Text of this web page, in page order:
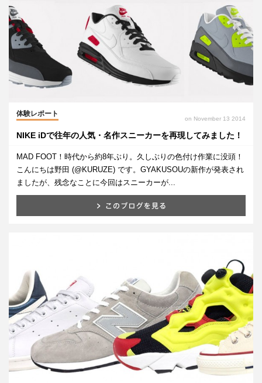
体験レポート
on November 13 2014
NIKE iDで往年の人気・名作スニーカーを再現してみました！
MAD FOOT！時代から約8年ぶり。久しぶりの色付け作業に没頭！
こんにちは野田 (@KURUZE) です。GYAKUSOUの新作が発表され
ましたが、残念なことに今回はスニーカーが...